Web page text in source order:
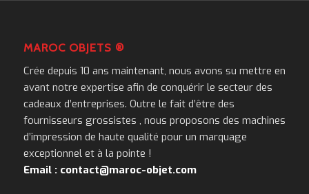
MAROC OBJETS ®
Crée depuis 10 ans maintenant, nous avons su mettre en
avant notre expertise afin de conquérir le secteur des
cadeaux d’entreprises. Outre le fait d’être des
fournisseurs grossistes , nous proposons des machines
d’impression de haute qualité pour un marquage
exceptionnel et à la pointe !
Email : contact@maroc-objet.com